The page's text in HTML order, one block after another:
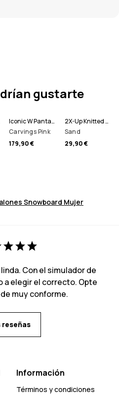
gustarte
Iconic W Pantalones Snowboard Mujer
Carvings Pink
179,90 €
2X-Up Knitted Pasamontañas
Sand
29,90 €
Snowboard Mujer
Con el simulador de
a elegir el correcto. Opte
muy conforme.
reseñas
Información
Términos y condiciones